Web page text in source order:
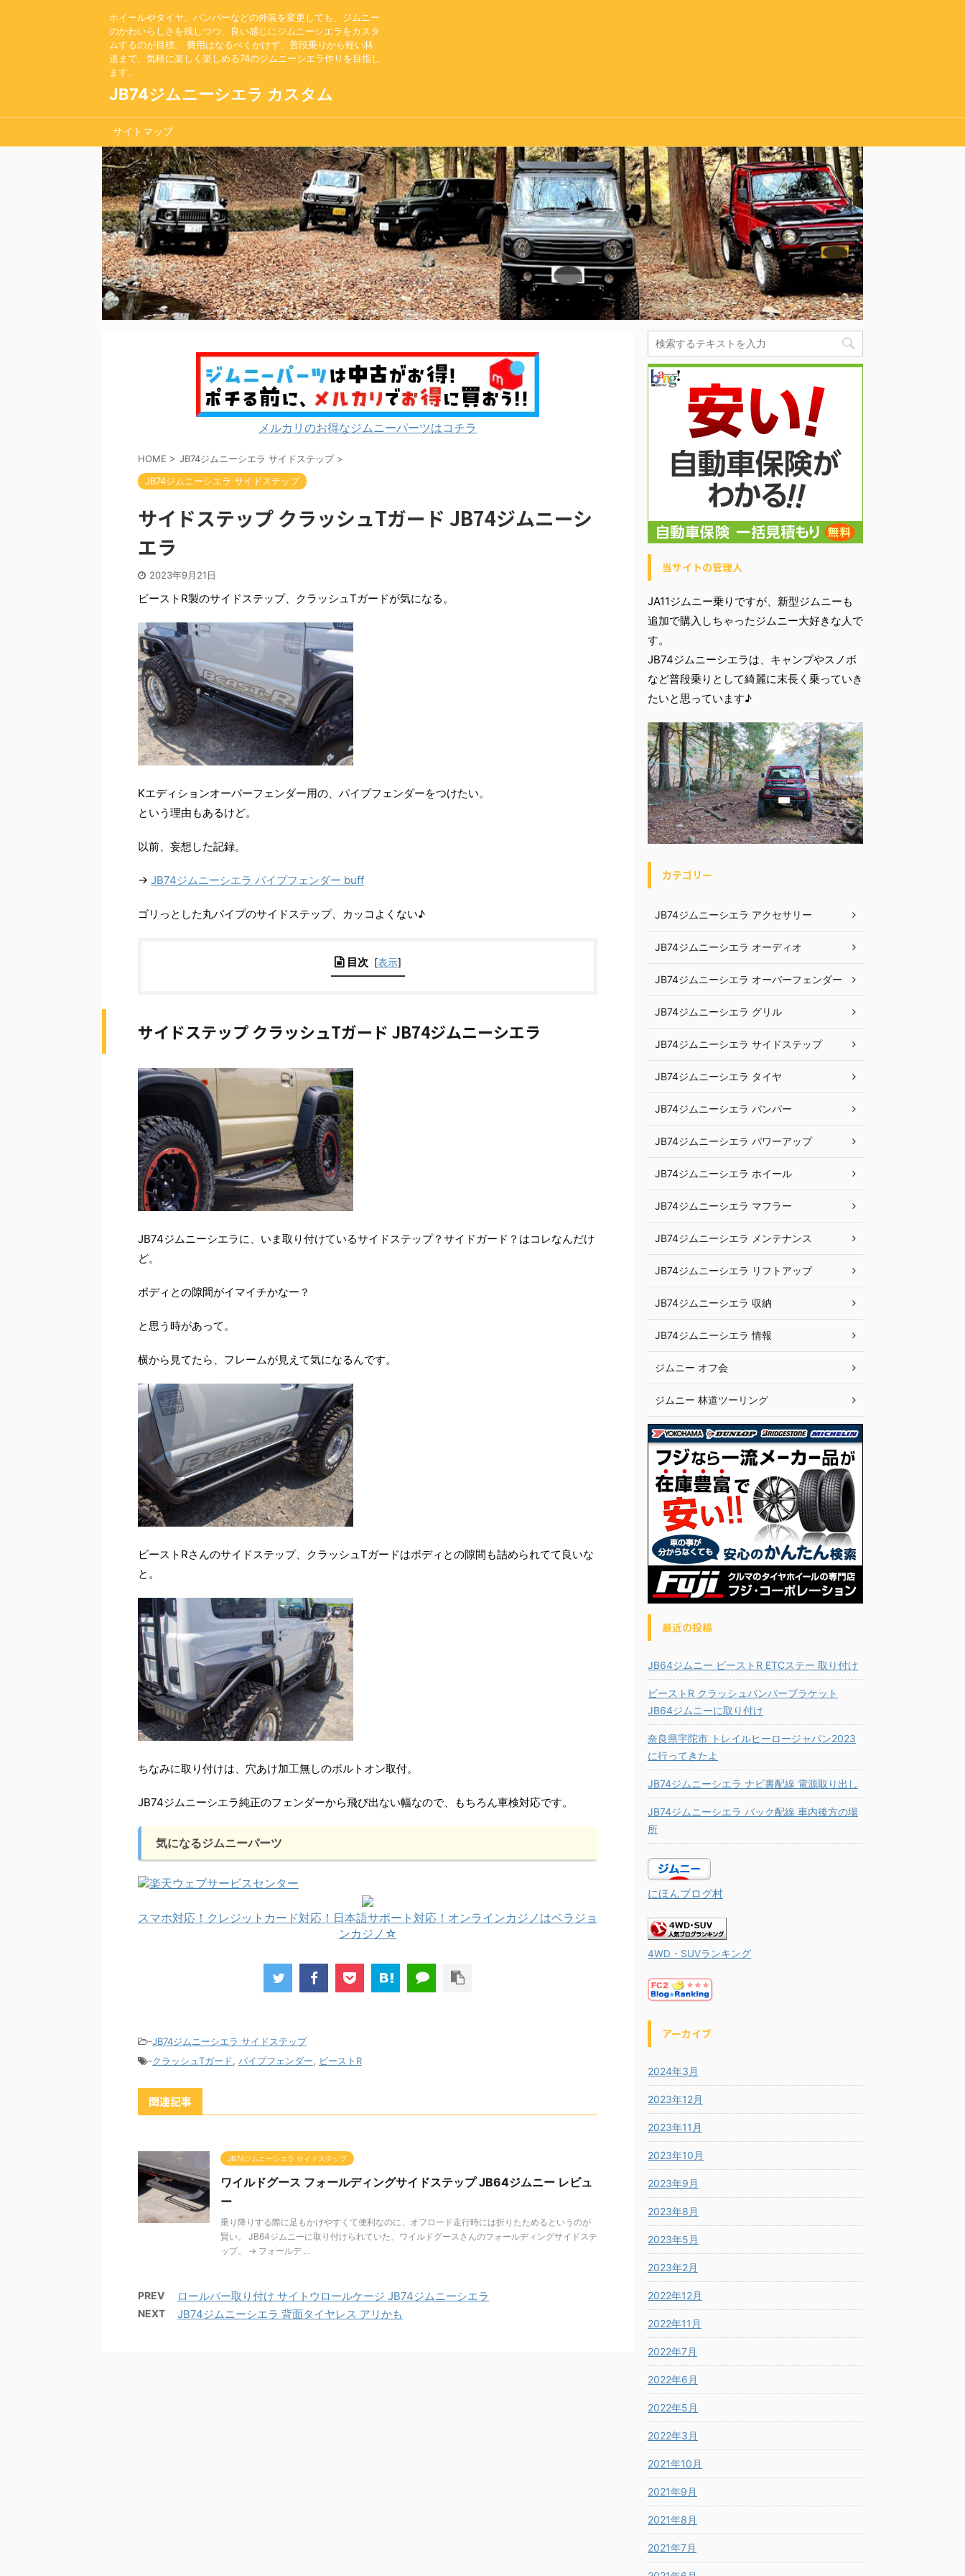
ホイールやタイヤ、バンパーなどの外装を変更しても、ジムニー
のかわいらしさを残しつつ、良い感じにジムニーシエラをカスタ
ムするのが目標。 費用はなるべくかけず、普段乗りから軽い林
道まで、気軽に楽しく楽しめる74のジムニーシエラ作りを目指し
ます。
JB74ジムニーシエラ カスタム
サイトマップ
メルカリのお得なジムニーパーツはコチラ
HOME > JB74ジムニーシエラ サイドステップ >
JB74ジムニーシエラ サイドステップ
サイドステップ クラッシュTガード JB74ジムニーシ
エラ
2023年9月21日
ビーストR製のサイドステップ、クラッシュTガードが気になる。
Kエディションオーバーフェンダー用の、パイプフェンダーをつけたい。
という理由もあるけど。
以前、妄想した記録。
→ JB74ジムニーシエラ パイプフェンダー buff
ゴリっとした丸パイプのサイドステップ、カッコよくない♪
目次 [表示]
サイドステップ クラッシュTガード JB74ジムニーシエラ
JB74ジムニーシエラに、いま取り付けているサイドステップ？サイドガード？はコレなんだけ
ど。
ボディとの隙間がイマイチかなー？
と思う時があって。
横から見てたら、フレームが見えて気になるんです。
ビーストRさんのサイドステップ、クラッシュTガードはボディとの隙間も詰められてて良いな
と。
ちなみに取り付けは、穴あけ加工無しのボルトオン取付。
JB74ジムニーシエラ純正のフェンダーから飛び出ない幅なので、もちろん車検対応です。
気になるジムニーパーツ
スマホ対応！クレジットカード対応！日本語サポート対応！オンラインカジノはベラジョ
ンカジノ☆
-JB74ジムニーシエラ サイドステップ
-クラッシュTガード, パイプフェンダー, ビーストR
関連記事
JB74ジムニーシエラ サイドステップ
ワイルドグース フォールディングサイドステップ JB64ジムニー レビュ
ー
乗り降りする際に足もかけやすくて便利なのに、オフロード走行時には折りたためるというのが
賢い。 JB64ジムニーに取り付けられていた、ワイルドグースさんのフォールディングサイドステ
ップ。 → フォールデ ...
PREV ロールバー取り付け サイトウロールケージ JB74ジムニーシエラ
NEXT JB74ジムニーシエラ 背面タイヤレス アリかも
当サイトの管理人
JA11ジムニー乗りですが、新型ジムニーも
追加で購入しちゃったジムニー大好きな人で
す。
JB74ジムニーシエラは、キャンプやスノボ
など普段乗りとして綺麗に末長く乗っていき
たいと思っています♪
カテゴリー
JB74ジムニーシエラ アクセサリー
JB74ジムニーシエラ オーディオ
JB74ジムニーシエラ オーバーフェンダー
JB74ジムニーシエラ グリル
JB74ジムニーシエラ サイドステップ
JB74ジムニーシエラ タイヤ
JB74ジムニーシエラ バンパー
JB74ジムニーシエラ パワーアップ
JB74ジムニーシエラ ホイール
JB74ジムニーシエラ マフラー
JB74ジムニーシエラ メンテナンス
JB74ジムニーシエラ リフトアップ
JB74ジムニーシエラ 収納
JB74ジムニーシエラ 情報
ジムニー オフ会
ジムニー 林道ツーリング
最近の投稿
JB64ジムニー ビーストR ETCステー 取り付け
ビーストR クラッシュバンパーブラケット
JB64ジムニーに取り付け
奈良県宇陀市 トレイルヒーロージャパン2023
に行ってきたよ
JB74ジムニーシエラ ナビ裏配線 電源取り出し
JB74ジムニーシエラ バック配線 車内後方の場
所
にほんブログ村
4WD・SUVランキング
アーカイブ
2024年3月
2023年12月
2023年11月
2023年10月
2023年9月
2023年8月
2023年5月
2023年2月
2022年12月
2022年11月
2022年7月
2022年6月
2022年5月
2022年3月
2021年10月
2021年9月
2021年8月
2021年7月